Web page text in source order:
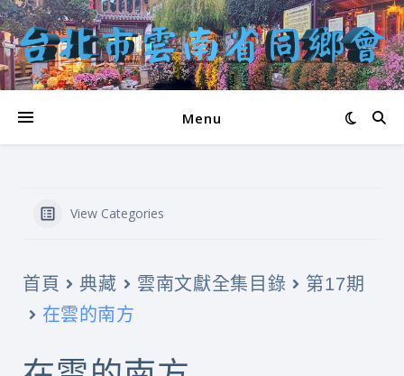
Menu
View Categories
首頁 典藏 雲南文獻全集目錄 第17期
在雲的南方